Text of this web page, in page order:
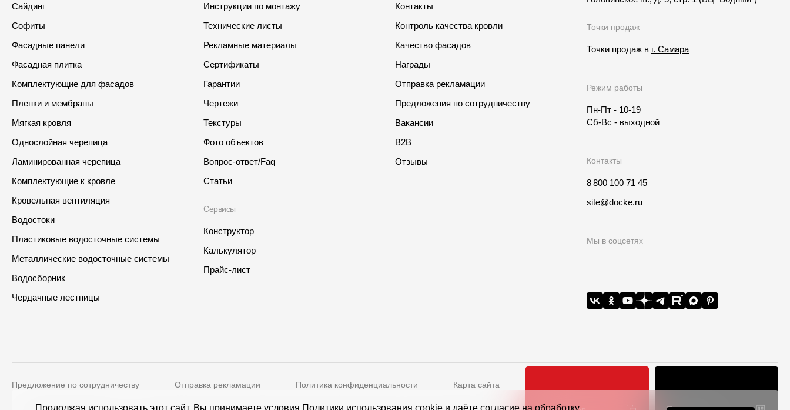
Где купить?
Контакты Адрес Режим работы
Сайдинг
Софиты
Фасадные панели
Фасадная плитка
Комплектующие для фасадов
Пленки и мембраны
Мягкая кровля
Однослойная черепица
Ламинированная черепица
Комплектующие к кровле
Кровельная вентиляция
Водостоки
Пластиковые водосточные системы
Металлические водосточные системы
Водосборник
Чердачные лестницы
Инструкции по монтажу
Технические листы
Рекламные материалы
Сертификаты
Гарантии
Чертежи
Текстуры
Фото объектов
Вопрос-ответ/Faq
Статьи
Сервисы
Конструктор
Калькулятор
Прайс-лист
Контакты
Контроль качества кровли
Качество фасадов
Награды
Отправка рекламации
Предложения по сотрудничеству
Вакансии
B2B
Отзывы
Точки продаж
Точки продаж в г. Самара
Режим работы
Пн-Пт - 10-19
Сб-Вс - выходной
Контакты
8 800 100 71 45
site@docke.ru
Мы в соцсетях
Предложение по сотрудничеству Отправка рекламации Политика конфиденциальности Карта сайта
Продолжая использовать этот сайт, Вы принимаете условия Политики использования cookie и даёте согласие на обработку